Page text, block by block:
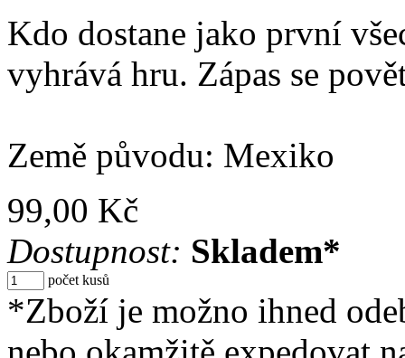
Kdo dostane jako první
vyhrává hru. Zápas se
Země původu: Mexiko
99,00 Kč
Dostupnost: Skladem*
počet kusů
*Zboží je možno ihned